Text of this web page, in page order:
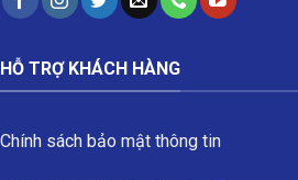
HỖ TRỢ KHÁCH HÀNG
Chính sách bảo mật thông tin